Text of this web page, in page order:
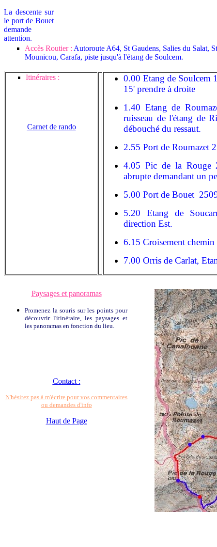
La descente sur
le port de Bouet
demande
attention.
Accès Routier : Autoroute A64, St Gaudens, Salies du Salat,
Mounicou, Carafa, piste jusqu'à l'étang de Soulcem.
Itinéraires :
Carnet de rando
0.00 Etang de Soulcem
15' prendre à droite
1.40 Etang de
ruisseau de l'étang de
débouché du ressaut.
2.55 Port de Roumazet
4.05 Pic de la Rouge
abrupte demandant un
5.00 Port de Bouet
5.20 Etang de
direction Est.
6.15 Croisement chemin
7.00 Orris de Carlat,
Paysages et panoramas
Promenez la souris sur les points pour
découvrir l'itinéraire, les paysages et
les panoramas en fonction du lieu.
Contact :
N'hésitez pas à m'écrire pour vos commentaires
ou demandes d'info
Haut de Page